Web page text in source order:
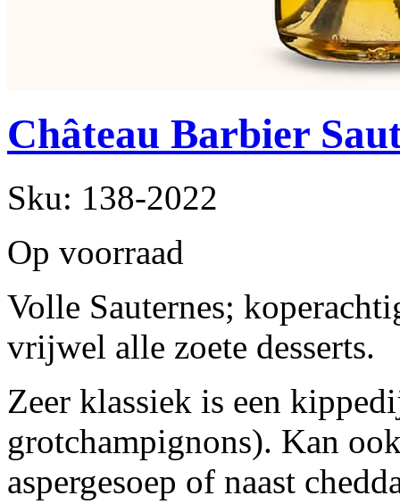
Château Barbier
Sku: 138-2022
Op voorraad
Volle Sauternes;
vrijwel alle zoete desserts.
Zeer klassiek is een
grotchampignons). Kan
aspergesoep of naast